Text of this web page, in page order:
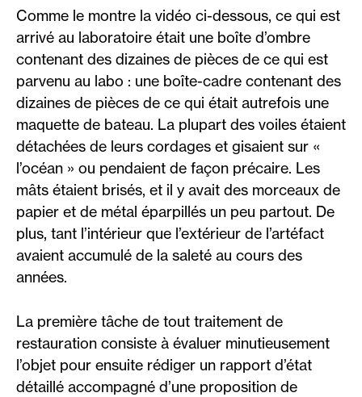
Comme le montre la vidéo ci-dessous, ce qui est
arrivé au laboratoire était une boîte d’ombre
contenant des dizaines de pièces de ce qui est
parvenu au labo : une boîte-cadre contenant des
dizaines de pièces de ce qui était autrefois une
maquette de bateau. La plupart des voiles étaient
détachées de leurs cordages et gisaient sur «
l’océan » ou pendaient de façon précaire. Les
mâts étaient brisés, et il y avait des morceaux de
papier et de métal éparpillés un peu partout. De
plus, tant l’intérieur que l’extérieur de l’artéfact
avaient accumulé de la saleté au cours des
années.
La première tâche de tout traitement de
restauration consiste à évaluer minutieusement
l’objet pour ensuite rédiger un rapport d’état
détaillé accompagné d’une proposition de